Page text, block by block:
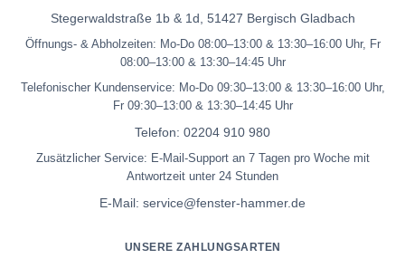
Stegerwaldstraße 1b & 1d, 51427 Bergisch Gladbach
Öffnungs- & Abholzeiten: Mo-Do 08:00–13:00 & 13:30–16:00 Uhr, Fr
08:00–13:00 & 13:30–14:45 Uhr
Telefonischer Kundenservice: Mo-Do 09:30–13:00 & 13:30–16:00 Uhr,
Fr 09:30–13:00 & 13:30–14:45 Uhr
Telefon: 02204 910 980
Zusätzlicher Service: E-Mail-Support an 7 Tagen pro Woche mit
Antwortzeit unter 24 Stunden
E-Mail: service@fenster-hammer.de
UNSERE ZAHLUNGSARTEN